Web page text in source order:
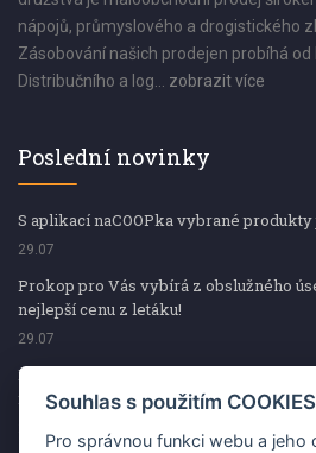
nápojů, průmyslového a drogistického
Zásobování našich prodejen probíhá
Distribučního a log... zobrazit více
Poslední novinky
S aplikací naCOOPka vybrané produkty
29.07
Prokop pro Vás vybírá z obslužného
nejlepší cenu z letáku!
29.07
Prokop pro Vás vybírá z obslužného
nejlepší cenu z letáku!
Souhlas s použitím COOKIES
Pro správnou funkci webu a jeho